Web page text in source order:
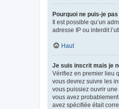
Pourquoi ne puis-je
Il est possible qu’un
adresse IP ou interdit
Haut
Je suis inscrit mais je
Vérifiez en premier lieu
vous devrez suivre les
vous puissiez ouvrir
vous avez
avez spécifiée était